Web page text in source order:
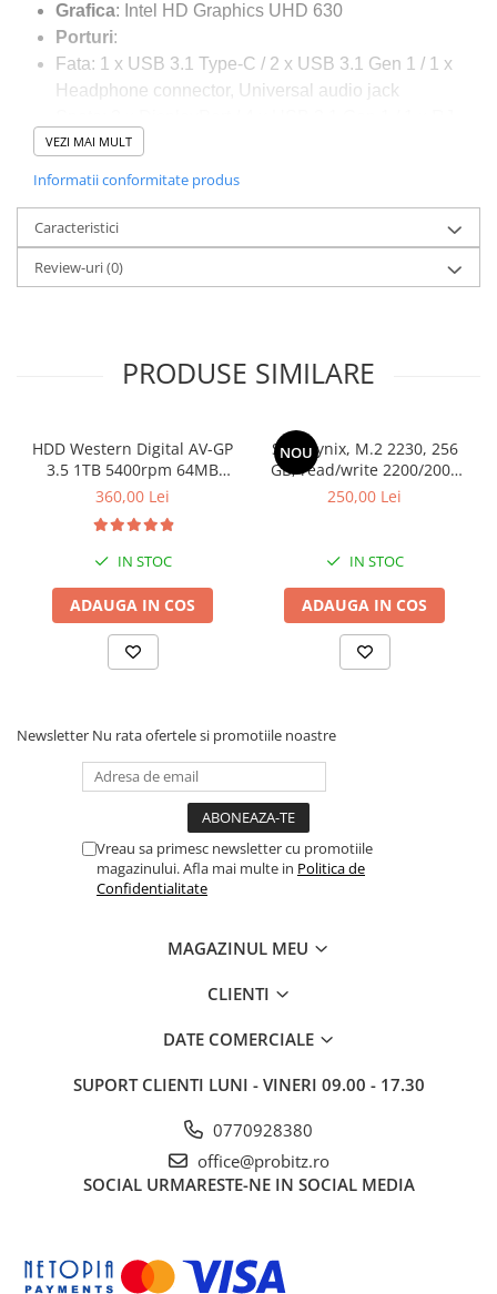
Grafica: Intel HD Graphics UHD 630
Porturi:
Fata: 1 x USB 3.1 Type-C / 2 x USB 3.1 Gen 1 / 1 x
Headphone connector, Universal audio jack
45 / 1 x power connector
VEZI MAI MULT
Informatii conformitate produs
Caracteristici
Review-uri(0)
PRODUSE SIMILARE
HDD Western Digital AV-GP
3.5 1TB 5400rpm 64MB
SATA3 (WD10EURX)
360,00 Lei
IN STOC
ADAUGA IN COS
NOU
SSD Hynix, M.2 2230, 256
GB, read/write 2200/2000
MB/s, bulk
250,00 Lei
IN STOC
ADAUGA IN COS
Newsletter Nu rata ofertele si promotiile noastre
Vreau sa primesc newsletter cu promotiile
magazinului. Afla mai multe in Politica de
Confidentialitate
MAGAZINUL MEU
CLIENTI
DATE COMERCIALE
SUPORT CLIENTI LUNI - VINERI 09.00 - 17.30
0770928380
office@probitz.ro
SOCIAL URMARESTE-NE IN SOCIAL MEDIA